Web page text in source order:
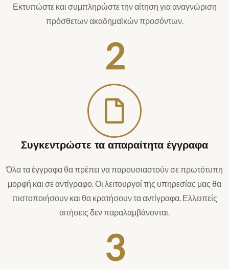
Εκτυπώστε και συμπληρώστε την αίτηση για αναγνώριση
πρόσθετων ακαδημαϊκών προσόντων.
2
Συγκεντρώστε τα απαραίτητα έγγραφα
Όλα τα έγγραφα θα πρέπει να παρουσιαστούν σε πρωτότυπη
μορφή και σε αντίγραφο. Οι λειτουργοί της υπηρεσίας μας θα
πιστοποιήσουν και θα κρατήσουν τα αντίγραφα. Ελλειπείς
αιτήσεις δεν παραλαμβάνονται.
3